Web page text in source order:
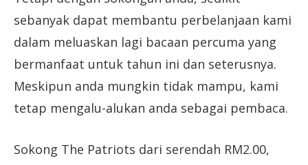
sebanyak dapat membantu perbelanjaan kami
dalam meluaskan lagi bacaan percuma yang
bermanfaat untuk tahun ini dan seterusnya.
Meskipun anda mungkin tidak mampu, kami
tetap mengalu-alukan anda sebagai pembaca.
Sokong The Patriots dari serendah RM2.00,